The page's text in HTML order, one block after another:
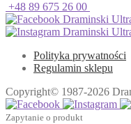
+48 89 675 26 00
Draminski
Draminski
Polityka prywatności
Regulamin sklepu
Copyright© 1987-2026
Zapytanie o produkt